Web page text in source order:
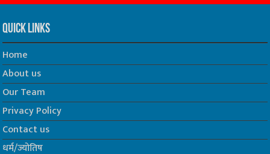
Quick Links
Home
About us
Our Team
Privacy Policy
Contact us
धर्म/ज्योतिष